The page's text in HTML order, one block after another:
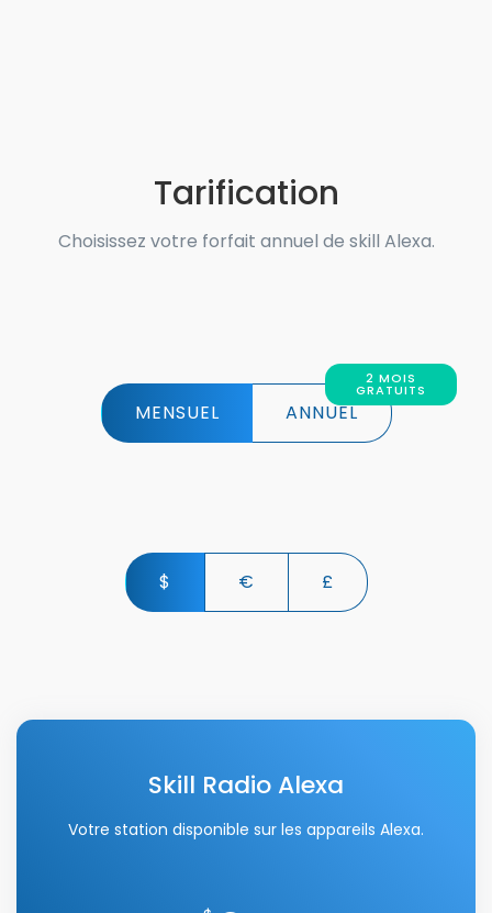
Tarification
Choisissez votre forfait annuel de skill Alexa.
MENSUEL ANNUEL
2 MOIS
GRATUITS
$ € £
Skill Radio Alexa
Votre station disponible sur les appareils Alexa.